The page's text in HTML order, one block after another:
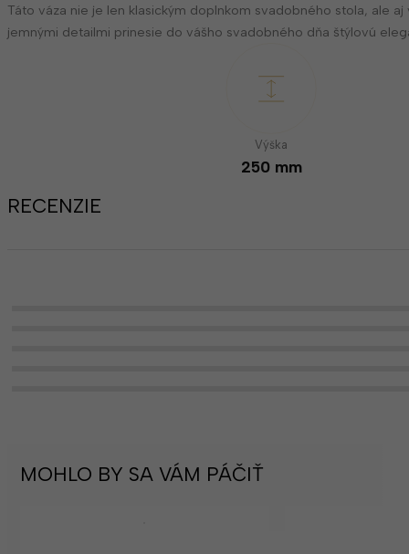
Táto váza nie je len klasickým doplnkom svadobného stola, ale
jemnými detailmi prinesie do vášho svadobného dňa štýlovú
Výška
250 mm
RECENZIE
MOHLO BY SA VÁM PÁČIŤ